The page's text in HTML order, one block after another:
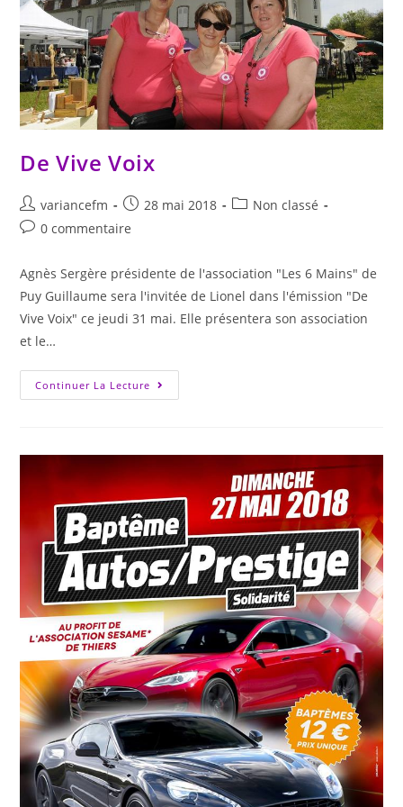
De Vive Voix
variancefm 28 mai 2018
Non classé
0 commentaire
Agnès Sergère présidente de l'association "Les 6 Mains" de
Puy Guillaume sera l'invitée de Lionel dans l'émission "De
Vive Voix" ce jeudi 31 mai. Elle présentera son association
et le…
Continuer La Lecture